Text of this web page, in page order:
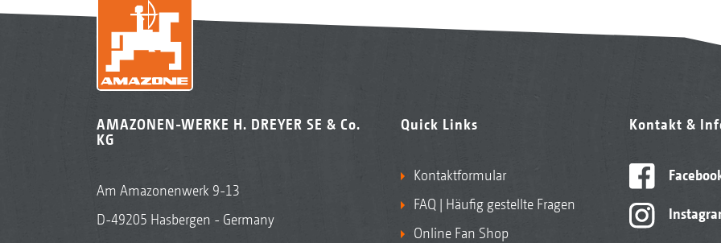
AMAZONEN-WERKE H. DREYER SE & Co.
KG
Am Amazonenwerk 9-13
D-49205 Hasbergen - Germany
Quick Links
Kontaktformular
FAQ | Häufig gestellte Fragen
Online Fan Shop
Kontakt &